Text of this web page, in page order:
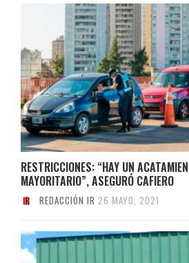
RESTRICCIONES: “HAY UN
MAYORITARIO”, ASEGURÓ CAFIERO
REDACCIÓN IR 26 MAYO, 2021